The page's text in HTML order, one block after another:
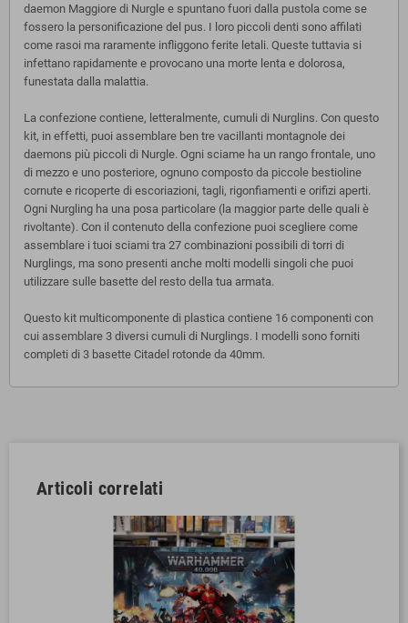
daemon Maggiore di Nurgle e spuntano fuori dalla pustola come se
fossero la personificazione del pus. I loro piccoli denti sono affilati
come rasoi ma raramente infliggono ferite letali. Queste tuttavia si
infettano rapidamente e provocano una morte lenta e dolorosa,
funestata dalla malattia.
La confezione contiene, letteralmente, cumuli di Nurglins. Con questo
kit, in effetti, puoi assemblare ben tre vacillanti montagnole dei
daemons più piccoli di Nurgle. Ogni sciame ha un rango frontale, uno
di mezzo e uno posteriore, ognuno composto da piccole bestioline
cornute e ricoperte di escoriazioni, tagli, rigonfiamenti e orifizi aperti.
Ogni Nurgling ha una posa particolare (la maggior parte delle quali è
rivoltante). Con il contenuto della confezione puoi scegliere come
assemblare i tuoi sciami tra 27 combinazioni possibili di torri di
Nurglings, ma sono presenti anche molti modelli singoli che puoi
utilizzare sulle basette del resto della tua armata.
Questo kit multicomponente di plastica contiene 16 componenti con
cui assemblare 3 diversi cumuli di Nurglings. I modelli sono forniti
completi di 3 basette Citadel rotonde da 40mm.
Articoli correlati